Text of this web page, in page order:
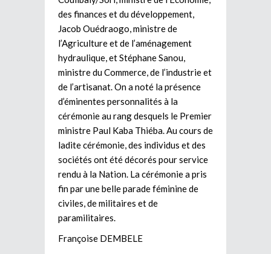
des finances et du développement,
Jacob Ouédraogo, ministre de
l’Agriculture et de l’aménagement
hydraulique, et Stéphane Sanou,
ministre du Commerce, de l’industrie et
de l’artisanat. On a noté la présence
d’éminentes personnalités à la
cérémonie au rang desquels le Premier
ministre Paul Kaba Thiéba. Au cours de
ladite cérémonie, des individus et des
sociétés ont été décorés pour service
rendu à la Nation. La cérémonie a pris
fin par une belle parade féminine de
civiles, de militaires et de
paramilitaires.
Françoise DEMBELE